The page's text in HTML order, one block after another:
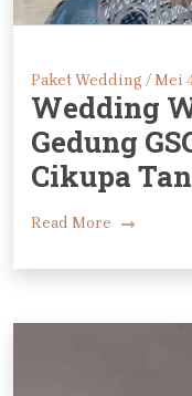
Paket Wedding /Mei
Wedding
Gedung
Cikupa
Read More